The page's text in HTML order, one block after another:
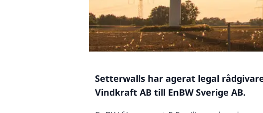
Setterwalls har agerat legal
Vindkraft AB till EnBW Sverige AB.